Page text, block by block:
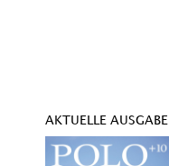
AKTUELLE AUSGABE